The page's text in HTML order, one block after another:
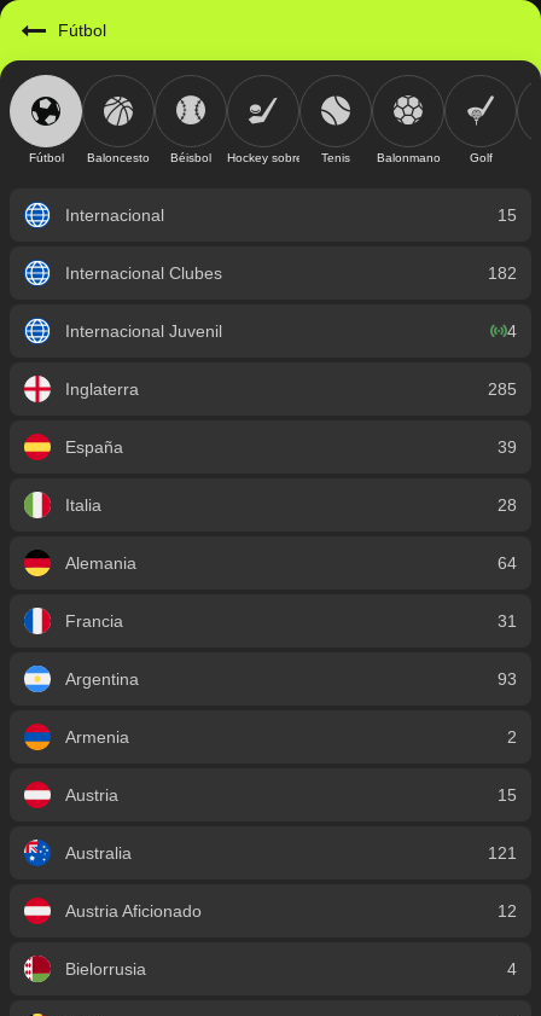
Fútbol
Fútbol Baloncesto Béisbol Hockey sobre hieloTenis Balonmano Golf
Internacional 15
Internacional Clubes 182
Internacional Juvenil 4
Inglaterra 285
España 39
Italia 28
Alemania 64
Francia 31
Argentina 93
Armenia 2
Austria 15
Australia 121
Austria Aficionado 12
Bielorrusia 4
https://mobile.geniusbet.sv/sport/detail/futbol?id=1